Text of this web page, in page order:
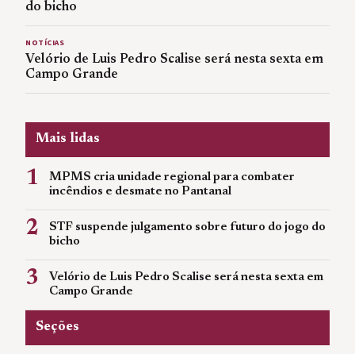
do bicho
NOTÍCIAS
Velório de Luis Pedro Scalise será nesta sexta em
Campo Grande
Mais lidas
1
MPMS cria unidade regional para combater
incêndios e desmate no Pantanal
2
STF suspende julgamento sobre futuro do jogo do
bicho
3
Velório de Luis Pedro Scalise será nesta sexta em
Campo Grande
Seções